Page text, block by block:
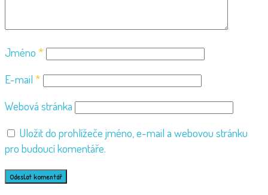
Jméno *
E-mail *
Webová stránka
Uložit do prohlížeče jméno, e-mail a webovou stránku
pro budoucí komentáře.